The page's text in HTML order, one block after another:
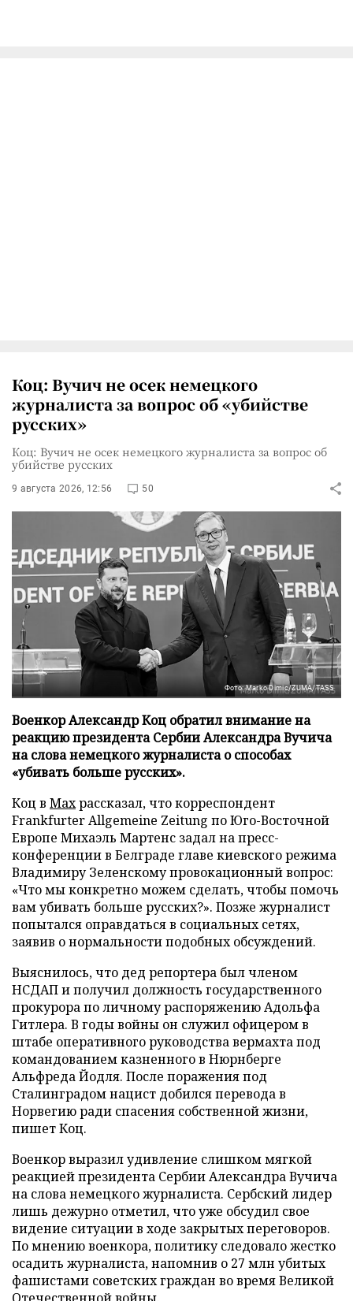
Коц: Вучич не осек немецкого
журналиста за вопрос об «убийстве
русских»
Коц: Вучич не осек немецкого журналиста за вопрос об
убийстве русских
9 августа 2026, 12:56 50
Фото: Marko Dimic/ZUMA/TASS
Военкор Александр Коц обратил внимание на
реакцию президента Сербии Александра Вучича
на слова немецкого журналиста о способах
«убивать больше русских».
Коц в Махрассказал, что корреспондент
Frankfurter Allgemeine Zeitung по Юго-Восточной
Европе Михаэль Мартенс задал на пресс-
конференции в Белграде главе киевского режима
Владимиру Зеленскому провокационный вопрос:
«Что мы конкретно можем сделать, чтобы помочь
вам убивать больше русских?». Позже журналист
попытался оправдаться в социальных сетях,
заявив о нормальности подобных обсуждений.
Выяснилось, что дед репортера был членом
НСДАП и получил должность государственного
прокурора по личному распоряжению Адольфа
Гитлера. В годы войны он служил офицером в
штабе оперативного руководства вермахта под
командованием казненного в Нюрнберге
Альфреда Йодля. После поражения под
Сталинградом нацист добился перевода в
Норвегию ради спасения собственной жизни,
пишет Коц.
Военкор выразил удивление слишком мягкой
реакцией президента Сербии Александра Вучича
на слова немецкого журналиста. Сербский лидер
лишь дежурно отметил, что уже обсудил свое
видение ситуации в ходе закрытых переговоров.
По мнению военкора, политику следовало жестко
осадить журналиста, напомнив о 27 млн убитых
фашистами советских граждан во время Великой